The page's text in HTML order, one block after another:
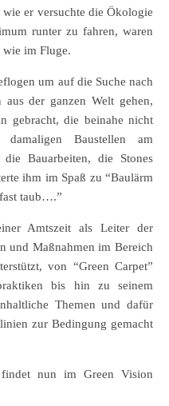
wie er versuchte die Ökologie
runter zu fahren, waren
wie im Fluge.
um auf die Suche nach
aus der ganzen Welt gehen,
gebracht, die beinahe nicht
Baustellen am
die Bauarbeiten, die Stones
ihm im Spaß zu “Baulärm
taub….”
Amtszeit als Leiter der
und Maßnahmen im Bereich
von “Green Carpet”
bis hin zu seinem
Themen und dafür
zur Bedingung gemacht
nun im Green Vision